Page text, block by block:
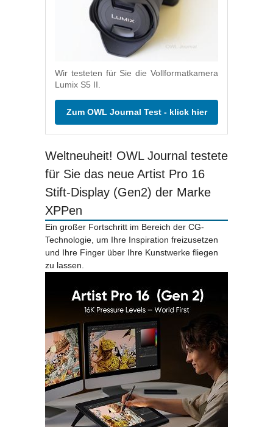
Wir testeten für Sie die Vollformatkamera
Lumix S5 II.
Zum OWL Journal Test - klick hier
Weltneuheit! OWL Journal testete
für Sie das neue Artist Pro 16
Stift-Display (Gen2) der Marke
XPPen
Ein großer Fortschritt im Bereich der CG-
Technologie, um Ihre Inspiration freizusetzen
und Ihre Finger über Ihre Kunstwerke fliegen
zu lassen.